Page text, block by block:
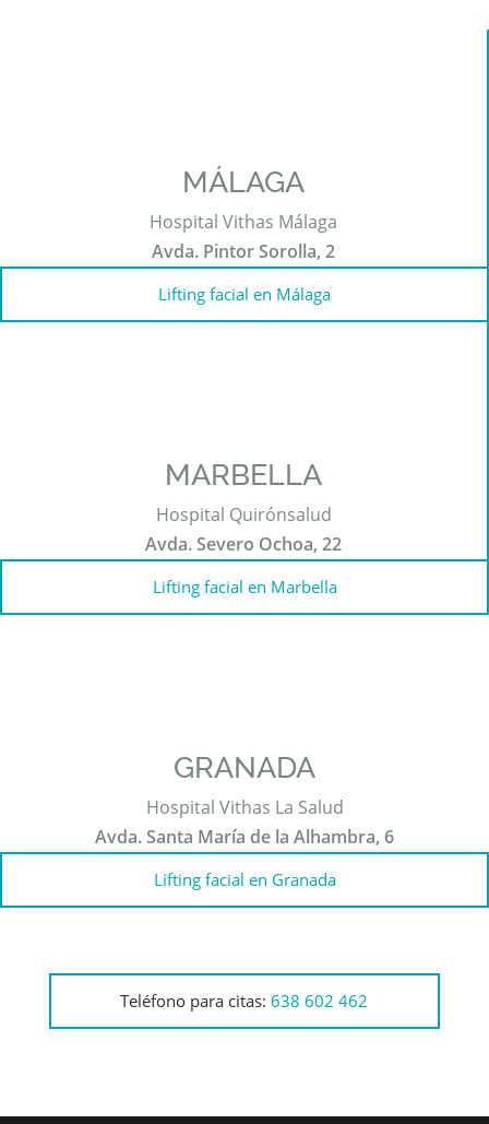
MÁLAGA
Hospital Vithas Málaga
Avda. Pintor Sorolla, 2
Lifting facial en Málaga
MARBELLA
Hospital Quirónsalud
Avda. Severo Ochoa, 22
Lifting facial en Marbella
GRANADA
Hospital Vithas La Salud
Avda. Santa María de la Alhambra, 6
Lifting facial en Granada
Teléfono para citas:638 602 462